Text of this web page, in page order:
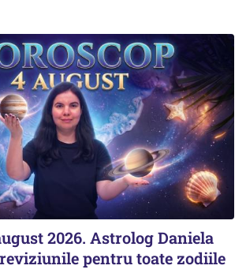
2026. Astrolog Daniela
pentru toate zodiile